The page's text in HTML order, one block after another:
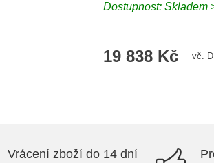
Dostupnost:Skladem
19 838 Kč vč.
Vrácení zboží do 14 dní